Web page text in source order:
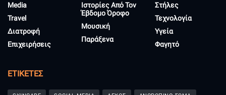
Media
Travel
Διατροφή
Επιχειρήσεις
Ιστορίες Από Τον
Έβδομο Όροφο
Μουσική
Παράξενα
Στήλες
Τεχνολογία
Υγεία
Φαγητό
ΕΤΙΚΈΤΕΣ